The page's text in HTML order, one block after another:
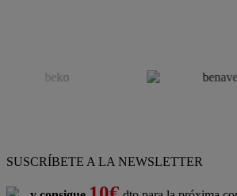
SUSCRÍBETE A LA NEWSLETTER